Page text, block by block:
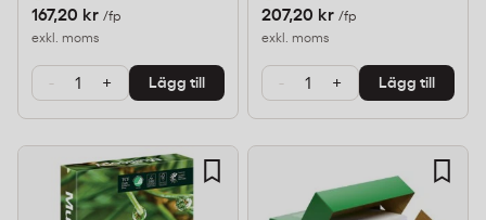
167,20 kr /fp
exkl. moms
- + Lägg till
207,20 kr /fp
exkl. moms
- + Lägg till